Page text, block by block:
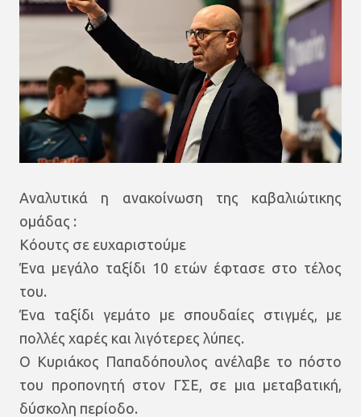
Αναλυτικά η ανακοίνωση της καβαλιώτικης
ομάδας :
Κόουτς σε ευχαριστούμε
Ένα μεγάλο ταξίδι 10 ετών έφτασε στο τέλος
του.
Ένα ταξίδι γεμάτο με σπουδαίες στιγμές, με
πολλές χαρές και λιγότερες λύπες.
Ο Κυριάκος Παπαδόπουλος ανέλαβε το πόστο
του προπονητή στον ΓΣΕ, σε μια μεταβατική,
δύσκολη περίοδο.